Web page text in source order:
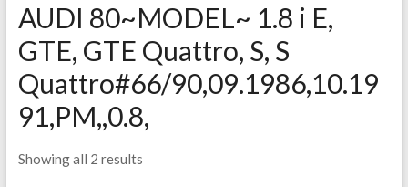
AUDI 80~MODEL~ 1.8 i E,
GTE, GTE Quattro, S, S
Quattro#66/90,09.1986,10.19
91,PM,,0.8,
Showing all 2 results